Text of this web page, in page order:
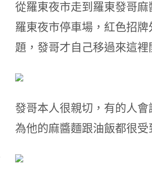
從羅東夜市走到羅東發哥
羅東夜市停車場，紅色招
題，發哥才自己移過來這
發哥本人很親切，有的人
為他的麻醬麵跟油飯都很